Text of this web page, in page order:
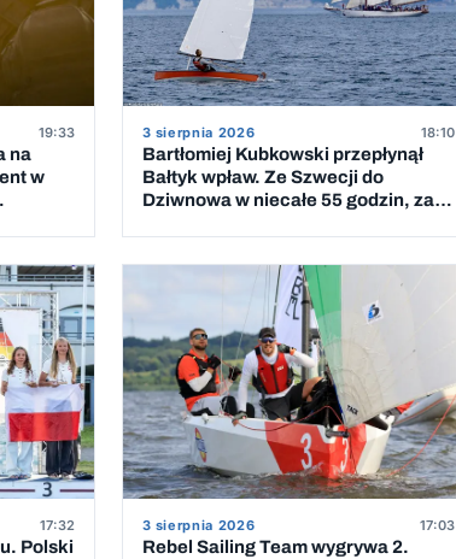
19:33
na
w
3 sierpnia 2026 18:10
Bartłomiej Kubkowski przepłynął
Bałtyk wpław. Ze Szwecji do
Dziwnowa w niecałe 55 godzin, za
17:32
Polski
3 sierpnia 2026 17:03
Rebel Sailing Team wygrywa 2.